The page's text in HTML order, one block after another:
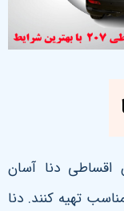
اقساطی دنا آسان
تهیه کنند. دنا